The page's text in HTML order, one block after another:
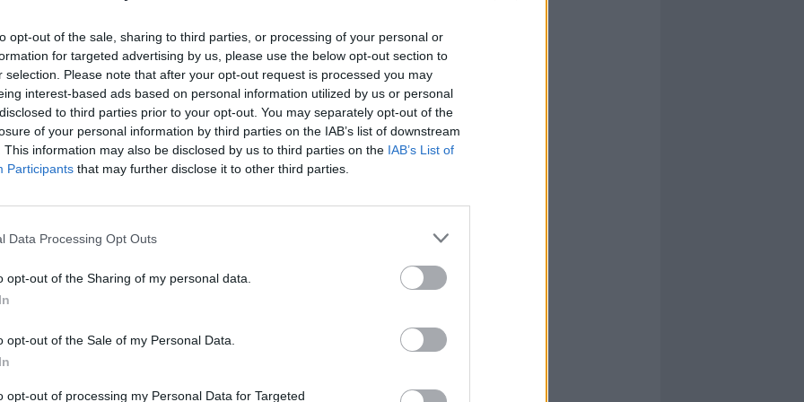
opt-out of the sale, sharing to third parties, or processing of your personal or
for targeted advertising by us, please use the below opt-out section to
selection. Please note that after your opt-out request is processed you may
interest-based ads based on personal information utilized by us or personal
to third parties prior to your opt-out. You may separately opt-out of the
of your personal information by third parties on the IAB’s list of downstream
This information may also be disclosed by us to third parties on the IAB’s List of
Participants that may further disclose it to other third parties.
Data Processing Opt Outs
opt-out of the Sharing of my personal data.
opt-out of the Sale of my Personal Data.
opt-out of processing my Personal Data for Targeted
dovuti allo sballottolamento
che ha provocato lo scivolamento
e della merce che sono finiti una
per un servizio che reputano
sono saliti così i militari della
da capire come sia accaduto, non
nave abbia urtato la scogliera ma anche
ripartire per Formia alle 14.30, ma al
vi sono indicazioni sulla regolarità